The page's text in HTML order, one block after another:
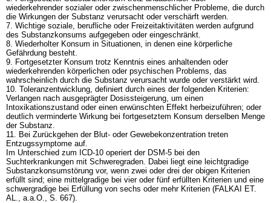
wiederkehrender sozialer oder zwischenmenschlicher Probleme, die durch
die Wirkungen der Substanz verursacht oder verschärft werden.
7. Wichtige soziale, berufliche oder Freizeitaktivitäten werden aufgrund
des Substanzkonsums aufgegeben oder eingeschränkt.
8. Wiederholter Konsum in Situationen, in denen eine körperliche
Gefährdung besteht.
9. Fortgesetzter Konsum trotz Kenntnis eines anhaltenden oder
wiederkehrenden körperlichen oder psychischen Problems, das
wahrscheinlich durch die Substanz verursacht wurde oder verstärkt wird.
10. Toleranzentwicklung, definiert durch eines der folgenden Kriterien:
Verlangen nach ausgeprägter Dosissteigerung, um einen
Intoxikationszustand oder einen erwünschten Effekt herbeizuführen; oder
deutlich verminderte Wirkung bei fortgesetztem Konsum derselben Menge
der Substanz.
11. Bei Zurückgehen der Blut- oder Gewebekonzentration treten
Entzugssymptome auf.
Im Unterschied zum ICD-10 operiert der DSM-5 bei den
Suchterkrankungen mit Schweregraden. Dabei liegt eine leichtgradige
Substanzkonsumstörung vor, wenn zwei oder drei der obigen Kriterien
erfüllt sind; eine mittelgradige bei vier oder fünf erfüllten Kriterien und eine
schwergradige bei Erfüllung von sechs oder mehr Kriterien (FALKAI ET.
AL., a.a.O., S. 667).